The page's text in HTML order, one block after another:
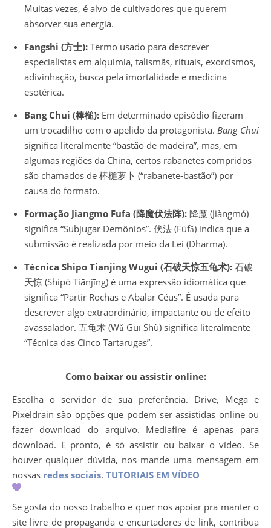
Muitas vezes, é alvo de cultivadores que querem
absorver sua energia.
Fangshi (方士): Termo usado para descrever
especialistas em alquimia, talismãs, rituais, exorcismos,
adivinhação, busca pela imortalidade e medicina
esotérica.
Bang Chui (棒槌): Em determinado episódio fizeram
um trocadilho com o apelido da protagonista. Bang Chui
significa literalmente “bastão de madeira”, mas, em
algumas regiões da China, certos rabanetes compridos
são chamados de 棒槌萝卜 (“rabanete-bastão”) por
causa do formato.
Formação Jiangmo Fufa (降魔伏法阵): 降魔 (Jiàngmó)
significa “Subjugar Demônios”. 伏法 (Fúfǎ) indica que a
submissão é realizada por meio da Lei (Dharma).
Técnica Shipo Tianjing Wugui (石破天惊五龟术): 石破
天惊 (Shípò Tiānjīng) é uma expressão idiomática que
significa “Partir Rochas e Abalar Céus”. É usada para
descrever algo extraordinário, impactante ou de efeito
avassalador. 五龟术 (Wǔ Guī Shù) significa literalmente
“Técnica das Cinco Tartarugas”.
Como baixar ou assistir online:
Escolha o servidor de sua preferência. Drive, Mega e
Pixeldrain são opções que podem ser assistidas online ou
fazer download do arquivo. Mediafire é apenas para
download. E pronto, é só assistir ou baixar o vídeo. Se
houver qualquer dúvida, nos mande uma mensagem em
nossas redes sociais. TUTORIAIS EM VÍDEO
Se gosta do nosso trabalho e quer nos apoiar pra manter o
site livre de propaganda e encurtadores de link, contribua